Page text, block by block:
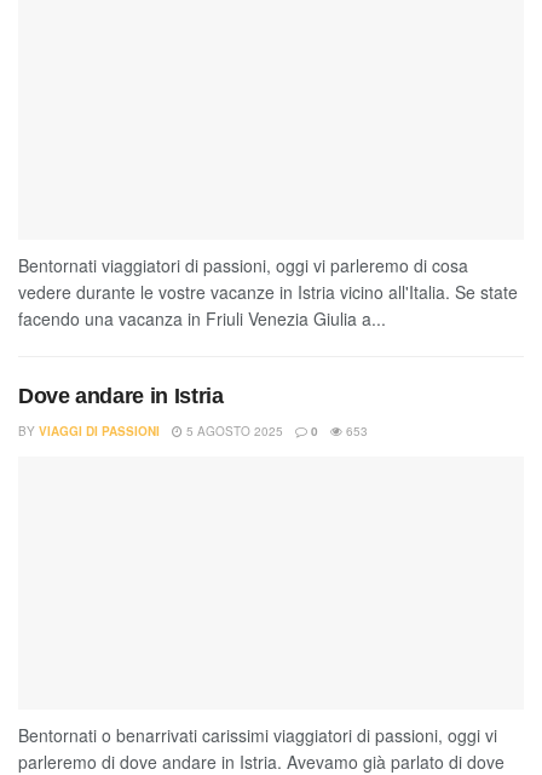
Bentornati viaggiatori di passioni, oggi vi parleremo di cosa
vedere durante le vostre vacanze in Istria vicino all'Italia. Se state
facendo una vacanza in Friuli Venezia Giulia a...
Dove andare in Istria
BY VIAGGI DI PASSIONI 5 AGOSTO 2025 0 653
Bentornati o benarrivati carissimi viaggiatori di passioni, oggi vi
parleremo di dove andare in Istria. Avevamo già parlato di dove